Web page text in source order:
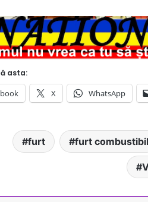
asta:
X WhatsApp
furt furt combustibil